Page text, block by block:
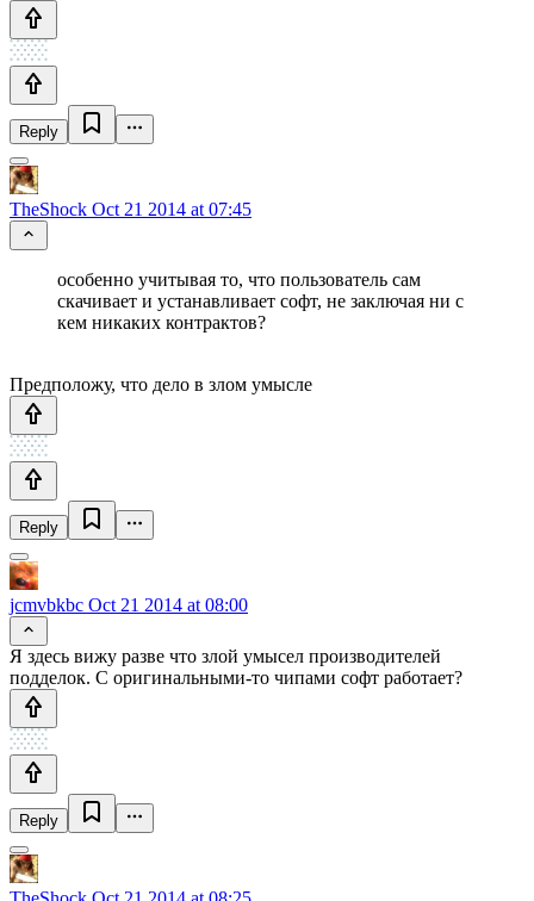
Reply
TheShock Oct 21 2014 at 07:45
особенно учитывая то, что пользователь сам
скачивает и устанавливает софт, не заключая ни с
кем никаких контрактов?
Предположу, что дело в злом умысле
Reply
jcmvbkbc Oct 21 2014 at 08:00
Я здесь вижу разве что злой умысел производителей
подделок. С оригинальными-то чипами софт работает?
Reply